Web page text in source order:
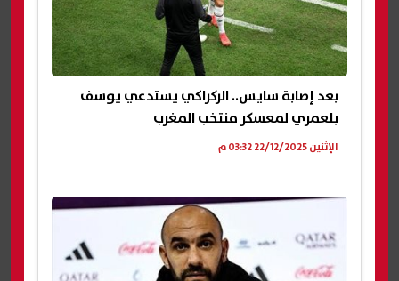
بعد إصابة سايس.. الركراكي يستدعي يوسف
بلعمري لمعسكر منتخب المغرب
الإثنين 22/12/2025 03:32 م